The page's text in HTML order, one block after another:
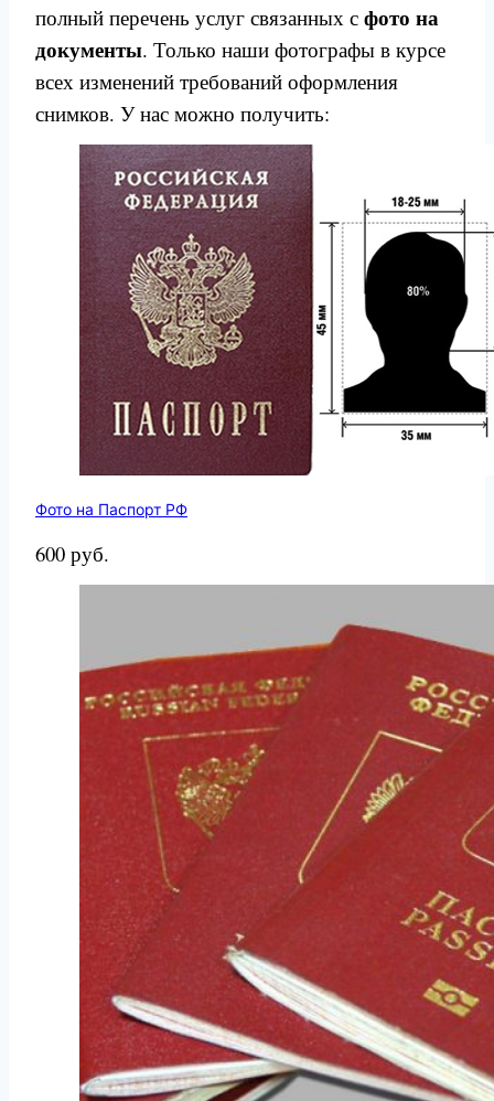
полный перечень услуг связанных с фото на
документы. Только наши фотографы в курсе
всех изменений требований оформления
снимков. У нас можно получить:
Фото на Паспорт РФ
600 руб.